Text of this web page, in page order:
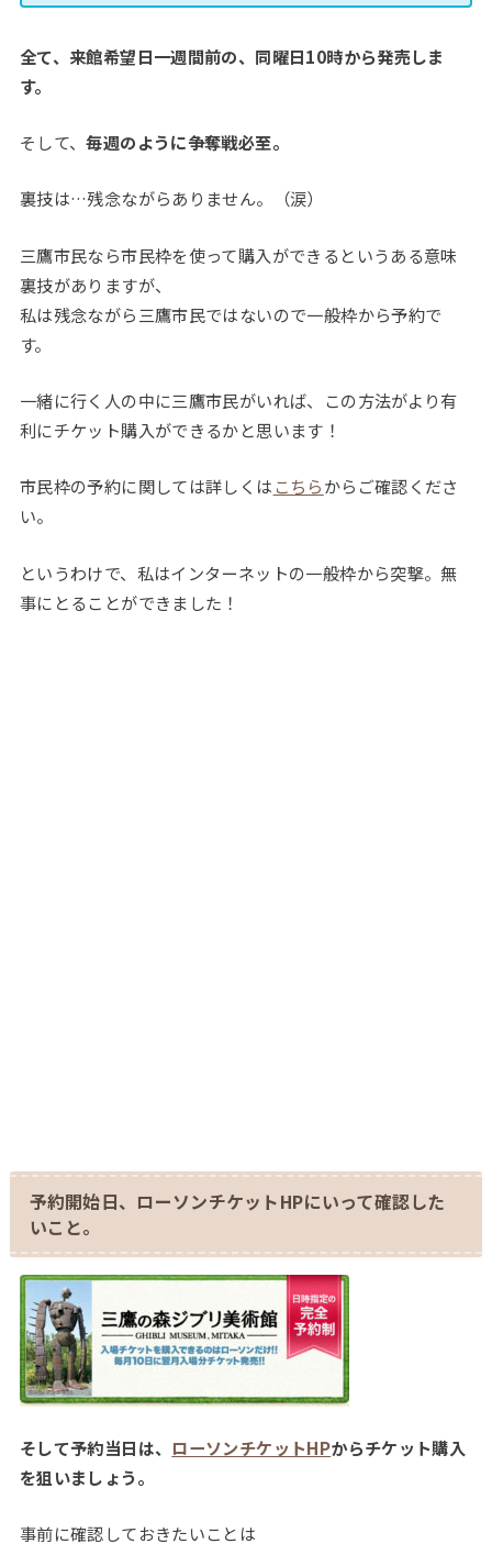
全て、来館希望日一週間前の、同曜日10時から発売しま
す。
そして、毎週のように争奪戦必至。
裏技は…残念ながらありません。（涙）
三鷹市民なら市民枠を使って購入ができるというある意味
裏技がありますが、
私は残念ながら三鷹市民ではないので一般枠から予約で
す。
一緒に行く人の中に三鷹市民がいれば、この方法がより有
利にチケット購入ができるかと思います！
市民枠の予約に関しては詳しくは こちらからご確認くださ
い。
というわけで、私はインターネットの一般枠から突撃。無
事にとることができました！
予約開始日、ローソンチケットHPにいって確認した
いこと。
そして予約当日は、 ローソンチケットHPからチケット購入
を狙いましょう。
事前に確認しておきたいことは